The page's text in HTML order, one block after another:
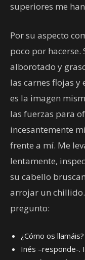
superiores me
Por su aspecto
poco por hacerse.
alborotado y
las carnes flojas
es la imagen
las fuerzas para
incesantemente
frente a mí. Me
lentamente,
su cabello
arrojar un
pregunto:
¿Cómo os llamáis?
Inés –responde-.